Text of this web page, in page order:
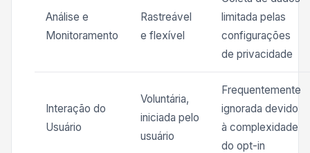
Análise e
Monitoramento
Rastreável
e flexível
limitada pelas
configurações
de privacidade
Interação do
Usuário
Voluntária,
iniciada pelo
usuário
Frequentemente
ignorada devido
à complexidade
do opt-in